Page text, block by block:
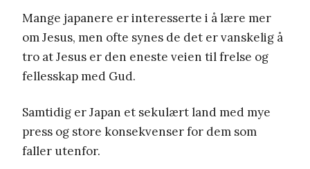
Mange japanere er interesserte i å lære mer
om Jesus, men ofte synes de det er vanskelig å
tro at Jesus er den eneste veien til frelse og
fellesskap med Gud.
Samtidig er Japan et sekulært land med mye
press og store konsekvenser for dem som
faller utenfor.